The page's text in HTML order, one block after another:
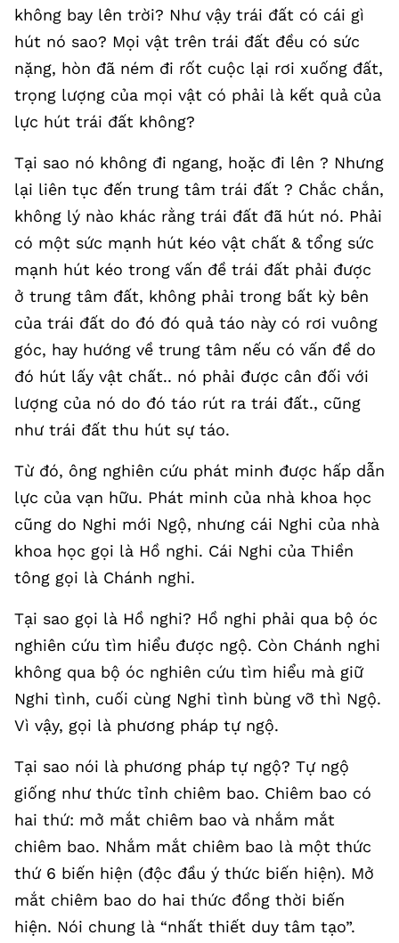
không bay lên trời? Như vậy trái đất có cái gì
hút nó sao? Mọi vật trên trái đất đều có sức
nặng, hòn đã ném đi rốt cuộc lại rơi xuống đất,
trọng lượng của mọi vật có phải là kết quả của
lực hút trái đất không?
Tại sao nó không đi ngang, hoặc đi lên ? Nhưng
lại liên tục đến trung tâm trái đất ? Chắc chắn,
không lý nào khác rằng trái đất đã hút nó. Phải
có một sức mạnh hút kéo vật chất & tổng sức
mạnh hút kéo trong vấn đề trái đất phải được
ở trung tâm đất, không phải trong bất kỳ bên
của trái đất do đó đó quả táo này có rơi vuông
góc, hay hướng về trung tâm nếu có vấn đề do
đó hút lấy vật chất.. nó phải được cân đối với
lượng của nó do đó táo rút ra trái đất., cũng
như trái đất thu hút sự táo.
Từ đó, ông nghiên cứu phát minh được hấp dẫn
lực của vạn hữu. Phát minh của nhà khoa học
cũng do Nghi mới Ngộ, nhưng cái Nghi của nhà
khoa học gọi là Hồ nghi. Cái Nghi của Thiền
tông gọi là Chánh nghi.
Tại sao gọi là Hồ nghi? Hồ nghi phải qua bộ óc
nghiên cứu tìm hiểu được ngộ. Còn Chánh nghi
không qua bộ óc nghiên cứu tìm hiểu mà giữ
Nghi tình, cuối cùng Nghi tình bùng vỡ thì Ngộ.
Vì vậy, gọi là phương pháp tự ngộ.
Tại sao nói là phương pháp tự ngộ? Tự ngộ
giống như thức tỉnh chiêm bao. Chiêm bao có
hai thứ: mở mắt chiêm bao và nhắm mắt
chiêm bao. Nhắm mắt chiêm bao là một thức
thứ 6 biến hiện (độc đầu ý thức biến hiện). Mở
mắt chiêm bao do hai thức đồng thời biến
hiện. Nói chung là “nhất thiết duy tâm tạo”.